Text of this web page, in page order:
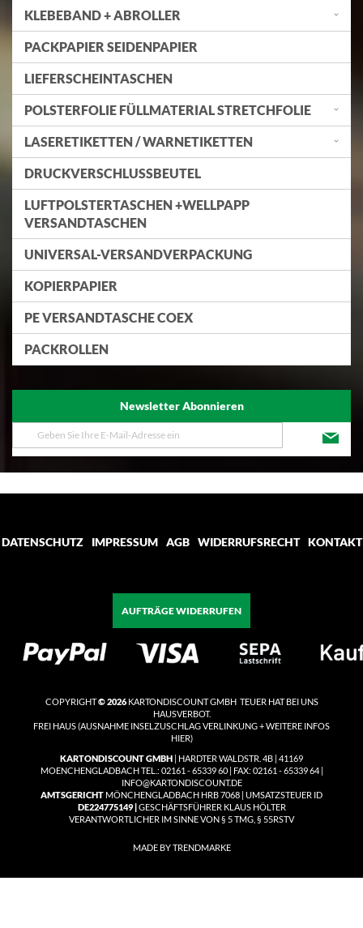
KLEBEBAND + ABROLLER
PACKPAPIER SEIDENPAPIER
LIEFERSCHEINTASCHEN
POLSTERFOLIE FÜLLMATERIAL STRETCHFOLIE
LASERETIKETTEN / WARNETIKETTEN
DRUCKVERSCHLUSSBEUTEL
LUFTPOLSTERTASCHEN +WELLPAPP
VERSANDTASCHEN
UNIVERSAL-VERSANDVERPACKUNG
KOPIERPAPIER
PE VERSANDTASCHE COEX
PACKROLLEN
Newsletter Abonnieren
Melden
Sie
unseren
DATENSCHUTZ
IMPRESSUM AGB WIDERRUFSRECHT KONTAKT
AUFTRÄGE WIDERRUFEN
COPYRIGHT© 2026KARTONDISCOUNT GMBH TEUER HAT BEI UNS
HAUSVERBOT.
FREI HAUS(AUSNAHME INSELZUSCHLAG VERLINKUNG + WEITERE INFOS
HIER)
KARTONDISCOUNT GMBH | HARDTER WALDSTR. 4B | 41169
MOENCHENGLADBACH TEL.: 02161 - 65339 60 | FAX: 02161 - 65339 64 |
INFO@KARTONDISCOUNT.DE
AMTSGERICHT MÖNCHENGLADBACH HRB 7068 | UMSATZSTEUER ID
DE224775149 | GESCHÄFTSFÜHRER KLAUS HÖLTER
VERANTWORTLICHER IM SINNE VON § 5 TMG, § 55RSTV
MADE BY TRENDMARKE